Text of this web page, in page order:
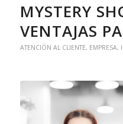
MYSTERY
VENTAJAS
ATENCIÓN AL CLIENTE, EMPRESA,